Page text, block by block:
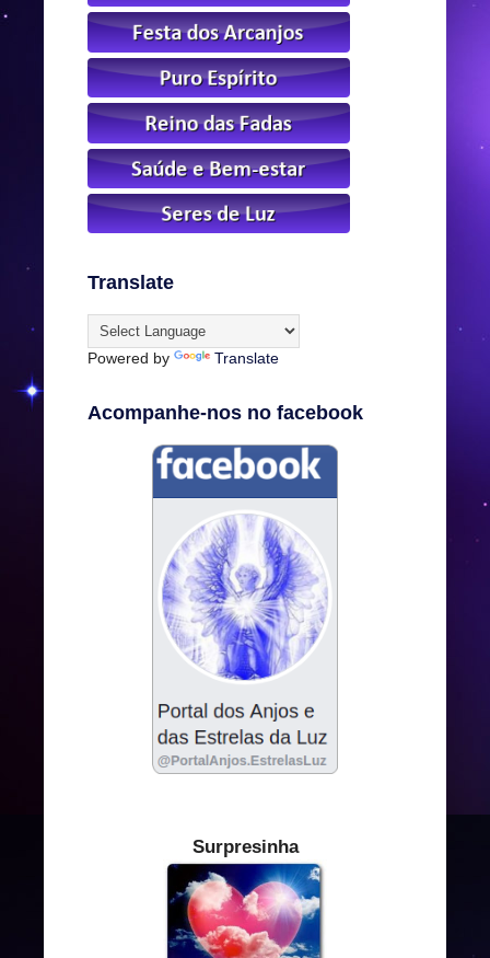
Translate
Powered by Translate
Acompanhe-nos no facebook
Surpresinha